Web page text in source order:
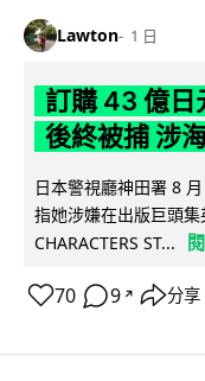
Lawton 1 日
訂購 43 億日
後終被捕 涉
日本警視廳神田署 8
指她涉嫌在出版巨頭
CHARACTERS ST...
70 9 ↗ 分享